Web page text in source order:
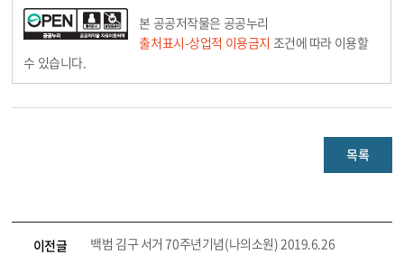
본 공공저작물은 공공누리
출처표시-상업적 이용금지 조건에 따라 이용할
수 있습니다.
목록
이전글 백범 김구 서거 70주년기념(나의소원) 2019.6.26